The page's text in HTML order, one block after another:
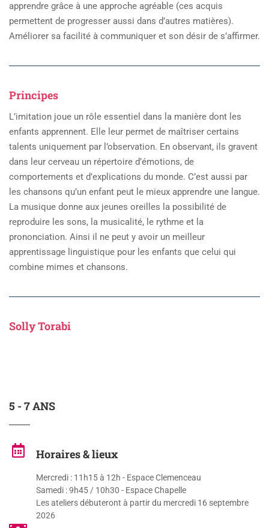
apprendre grâce à une approche agréable (ces acquis
permettent de progresser aussi dans d’autres matières).
Améliorer sa facilité à communiquer et son désir de s’affirmer.
Principes
L’imitation joue un rôle essentiel dans la manière dont les
enfants apprennent. Elle leur permet de maîtriser certains
talents uniquement par l’observation. En observant, ils gravent
dans leur cerveau un répertoire d’émotions, de
comportements et d’explications du monde. C’est aussi par
les chansons qu’un enfant peut le mieux apprendre une langue.
La musique donne aux jeunes oreilles la possibilité de
reproduire les sons, la musicalité, le rythme et la
prononciation. Ainsi il ne peut y avoir un meilleur
apprentissage linguistique pour les enfants que celui qui
combine mimes et chansons.
Solly Torabi
5 - 7 ANS
Horaires & lieux
Mercredi : 11h15 à 12h - Espace Clemenceau
Samedi : 9h45 / 10h30 - Espace Chapelle
Les ateliers débuteront à partir du mercredi 16 septembre
2026